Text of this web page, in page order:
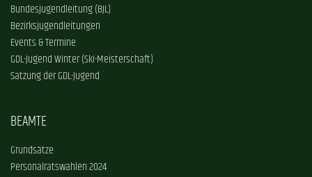
Bundesjugendleitung (BJL)
Bezirksjugendleitungen
Events & Termine
GDL-Jugend Winter (Ski-Meisterschaft)
Satzung der GDL-Jugend
BEAMTE
Grundsätze
Personalratswahlen 2024